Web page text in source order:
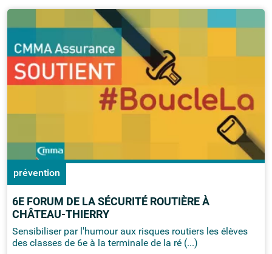
prévention
6E FORUM DE LA SÉCURITÉ ROUTIÈRE À
CHÂTEAU-THIERRY
Sensibiliser par l'humour aux risques routiers les élèves
des classes de 6e à la terminale de la ré (...)